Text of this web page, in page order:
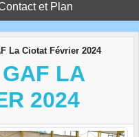
et Plan
La Ciotat Février 2024
LA
2024